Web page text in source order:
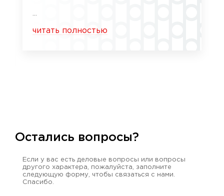
читать полностью
Остались вопросы?
Если у вас есть деловые вопросы или вопросы
другого характера, пожалуйста, заполните
следующую форму, чтобы связаться с нами.
Спасибо.